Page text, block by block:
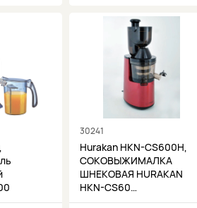
30241
Hurakan HKN-CS600H,
СОКОВЫЖИМАЛКА
ШНЕКОВАЯ HURAKAN
HKN-CS60…